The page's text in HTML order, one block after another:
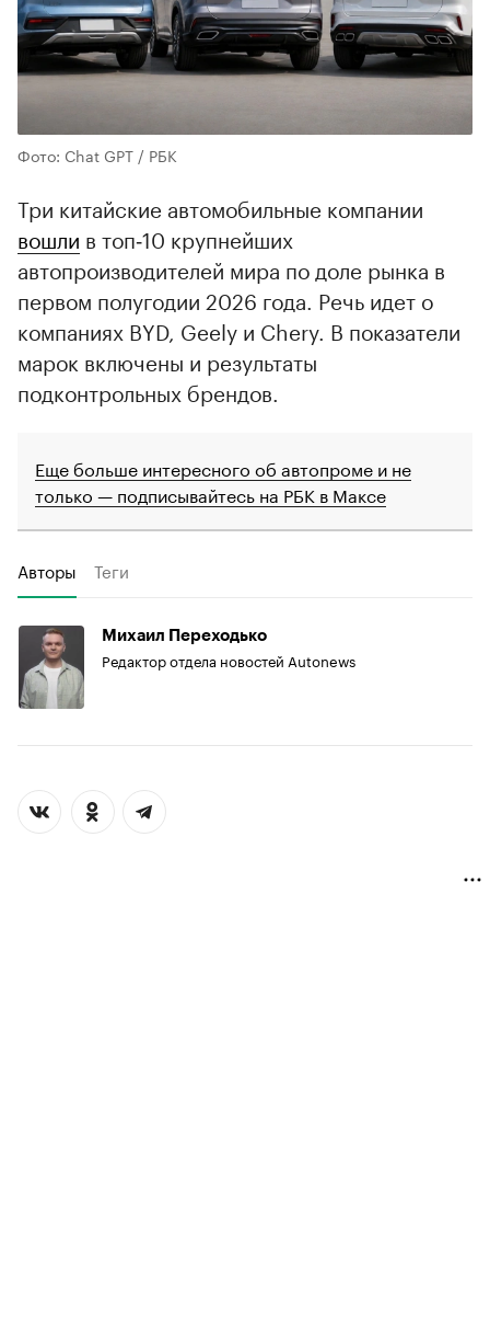
Фото: Chat GPT / РБК
Три китайские автомобильные компании
вошли в топ‑10 крупнейших
автопроизводителей мира по доле рынка в
первом полугодии 2026 года. Речь идет о
компаниях BYD, Geely и Chery. В показатели
марок включены и результаты
подконтрольных брендов.
Еще больше интересного об автопроме и не
только — подписывайтесь на РБК в Максе
Авторы Теги
Михаил Переходько
Редактор отдела новостей Autonews